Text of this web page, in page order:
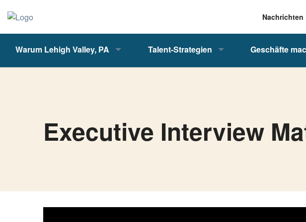
Nachrichten
Warum Lehigh Valley, PA Talent-Strategien Geschäfte
Executive Interview